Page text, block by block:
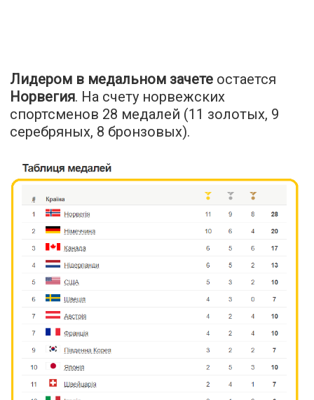
Лидером в медальном зачете остается
Норвегия. На счету норвежских
спортсменов 28 медалей (11 золотых, 9
серебряных, 8 бронзовых).